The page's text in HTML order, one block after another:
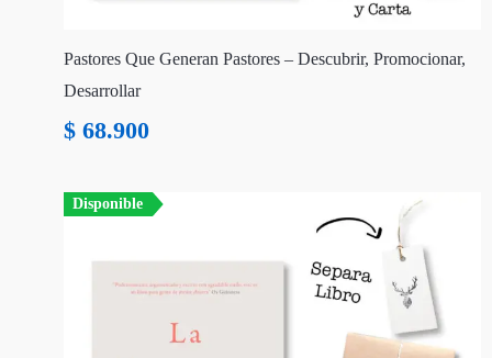
Pastores Que Generan Pastores – Descubrir, Promocionar,
Desarrollar
$ 68.900
Disponible